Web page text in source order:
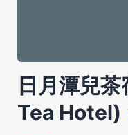
日月潭兒
Tea Hotel)